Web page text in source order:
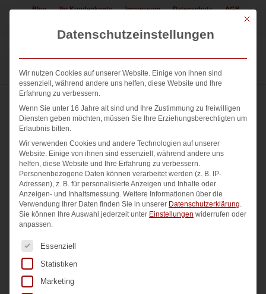
Blog Ihr Kundenkonto Impressum Datenschutz AGB
Mit
Datenschutzeinstellungen
Wir nutzen Cookies auf unserer Website. Einige von ihnen sind
essenziell, während andere uns helfen, diese Website und Ihre
Erfahrung zu verbessern.
Wenn Sie unter 16 Jahre alt sind und Ihre Zustimmung zu freiwilligen
Diensten geben möchten, müssen Sie Ihre Erziehungsberechtigten um
Erlaubnis bitten.
Wir verwenden Cookies und andere Technologien auf unserer
Website. Einige von ihnen sind essenziell, während andere uns
helfen, diese Website und Ihre Erfahrung zu verbessern.
Personenbezogene Daten können verarbeitet werden (z. B. IP-
Adressen), z. B. für personalisierte Anzeigen und Inhalte oder
Anzeigen- und Inhaltsmessung. Weitere Informationen über die
Verwendung Ihrer Daten finden Sie in unserer Datenschutzerklärung.
Sie können Ihre Auswahl jederzeit unter Einstellungen widerrufen oder
anpassen.
Es folgt eine Liste der Service-Gruppen, für die eine
Essenziell
Statistiken
Marketing